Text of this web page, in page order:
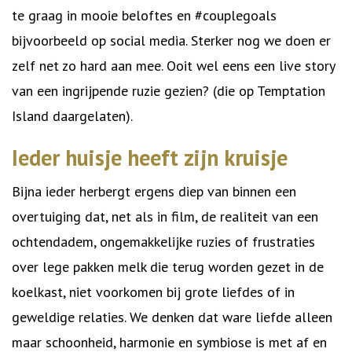
te graag in mooie beloftes en #couplegoals
bijvoorbeeld op social media. Sterker nog we doen er
zelf net zo hard aan mee. Ooit wel eens een live story
van een ingrijpende ruzie gezien? (die op Temptation
Island daargelaten).
Ieder huisje heeft zijn kruisje
Bijna ieder herbergt ergens diep van binnen een
overtuiging dat, net als in film, de realiteit van een
ochtendadem, ongemakkelijke ruzies of frustraties
over lege pakken melk die terug worden gezet in de
koelkast, niet voorkomen bij grote liefdes of in
geweldige relaties. We denken dat ware liefde alleen
maar schoonheid, harmonie en symbiose is met af en